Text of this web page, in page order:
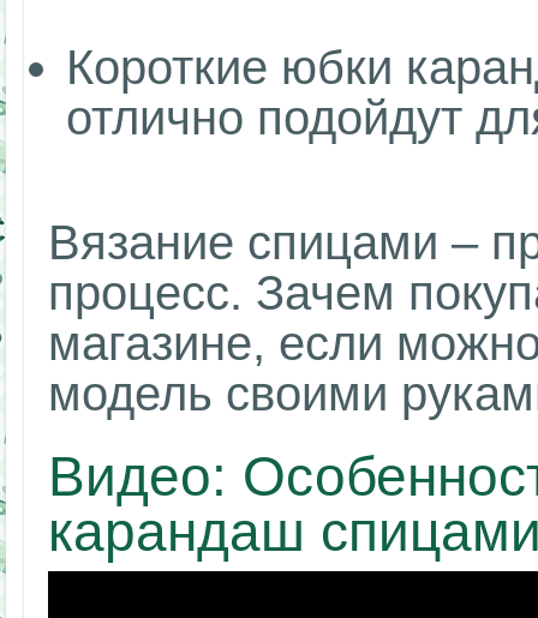
Короткие юбки
отлично подойдут
Вязание спицами –
процесс. Зачем
магазине, если
модель своими
Видео:
карандаш